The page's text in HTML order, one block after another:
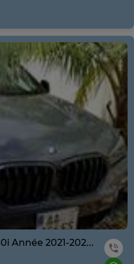
BMW X6 pack M Xdrive 40i Année 2021-2022 prix négociable